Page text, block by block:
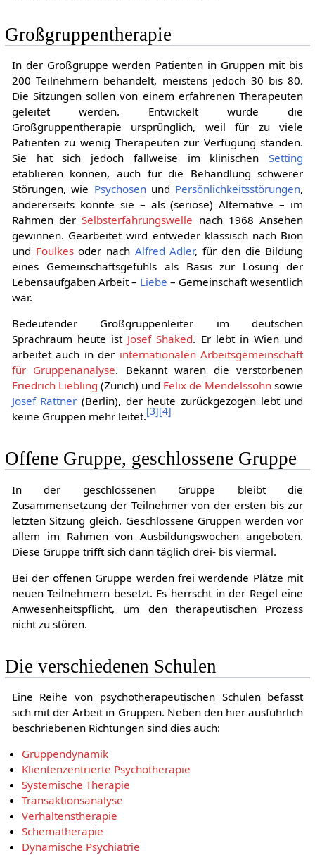
Großgruppentherapie
In der Großgruppe werden Patienten in Gruppen mit bis
200 Teilnehmern behandelt, meistens jedoch 30 bis 80.
Die Sitzungen sollen von einem erfahrenen Therapeuten
geleitet werden. Entwickelt wurde die
Großgruppentherapie ursprünglich, weil für zu viele
Patienten zu wenig Therapeuten zur Verfügung standen.
Sie hat sich jedoch fallweise im klinischenSetting
etablieren können, auch für die Behandlung schwerer
Störungen, wie Psychosenund Persönlichkeitsstörungen,
andererseits konnte sie – als (seriöse) Alternative – im
Rahmen derSelbsterfahrungswelle nach 1968 Ansehen
gewinnen. Gearbeitet wird entweder klassisch nach Bion
und Foulkesoder nach Alfred Adler, für den die Bildung
eines Gemeinschaftsgefühls als Basis zur Lösung der
Lebensaufgaben Arbeit – Liebe – Gemeinschaft wesentlich
war.
Bedeutender Großgruppenleiter im deutschen
Sprachraum heute ist Josef Shaked. Er lebt in Wien und
arbeitet auch in der internationalen Arbeitsgemeinschaft
für Gruppenanalyse. Bekannt waren die verstorbenen
Friedrich Liebling (Zürich) und Felix de Mendelssohn sowie
Josef Rattner (Berlin), der heute zurückgezogen lebt und
keine Gruppen mehr leitet.[3][4]
Offene Gruppe, geschlossene Gruppe
In der geschlossenen Gruppe bleibt die
Zusammensetzung der Teilnehmer von der ersten bis zur
letzten Sitzung gleich. Geschlossene Gruppen werden vor
allem im Rahmen von Ausbildungswochen angeboten.
Diese Gruppe trifft sich dann täglich drei- bis viermal.
Bei der offenen Gruppe werden frei werdende Plätze mit
neuen Teilnehmern besetzt. Es herrscht in der Regel eine
Anwesenheitspflicht, um den therapeutischen Prozess
nicht zu stören.
Die verschiedenen Schulen
Eine Reihe von psychotherapeutischen Schulen befasst
sich mit der Arbeit in Gruppen. Neben den hier ausführlich
beschriebenen Richtungen sind dies auch:
Gruppendynamik
Klientenzentrierte Psychotherapie
Systemische Therapie
Transaktionsanalyse
Verhaltenstherapie
Schematherapie
Dynamische Psychiatrie